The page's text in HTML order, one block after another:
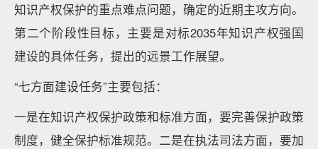
知识产权保护的重点难点问题，确定的近期主攻方向。
第二个阶段性目标，主要是对标2035年知识产权强国
建设的具体任务，提出的远景工作展望。
“七方面建设任务”主要包括：
一是在知识产权保护政策和标准方面，要完善保护政策
制度，健全保护标准规范。二是在执法司法方面，要加